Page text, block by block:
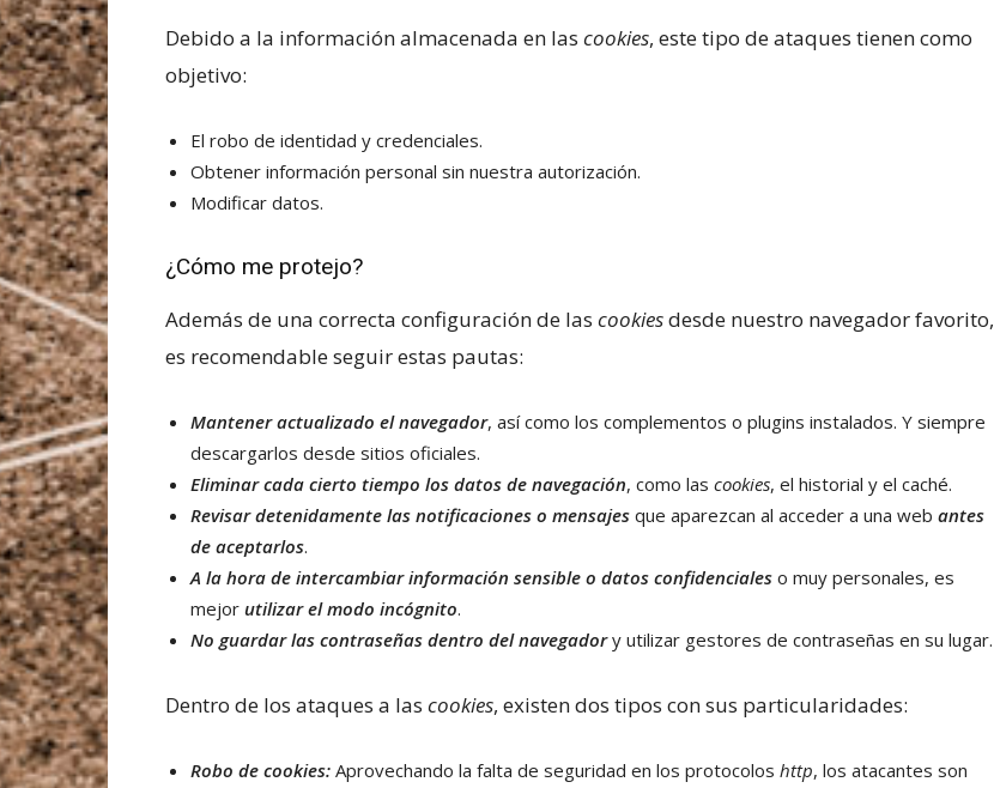
Debido a la información almacenada en las cookies, este tipo de ataques tienen como
objetivo:
El robo de identidad y credenciales.
Obtener información personal sin nuestra autorización.
Modificar datos.
¿Cómo me protejo?
Además de una correcta configuración de las cookiesdesde nuestro navegador favorito,
es recomendable seguir estas pautas:
Mantener actualizado el navegador, así como los complementos o plugins instalados. Y siempre
descargarlos desde sitios oficiales.
Eliminar cada cierto tiempo los datos de navegación, como las cookies, el historial y el caché.
Revisar detenidamente las notificaciones o mensajes que aparezcan al acceder a una web antes
de aceptarlos.
A la hora de intercambiar información sensible o datos confidenciales o muy personales, es
mejor utilizar el modo incógnito.
No guardar las contraseñas dentro del navegadory utilizar gestores de contraseñas en su lugar.
Dentro de los ataques a las cookies, existen dos tipos con sus particularidades:
Robo de cookies: Aprovechando la falta de seguridad en los protocolos http, los atacantes son